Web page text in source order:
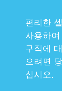
편리한
사용하
구직에
으려면
십시오.